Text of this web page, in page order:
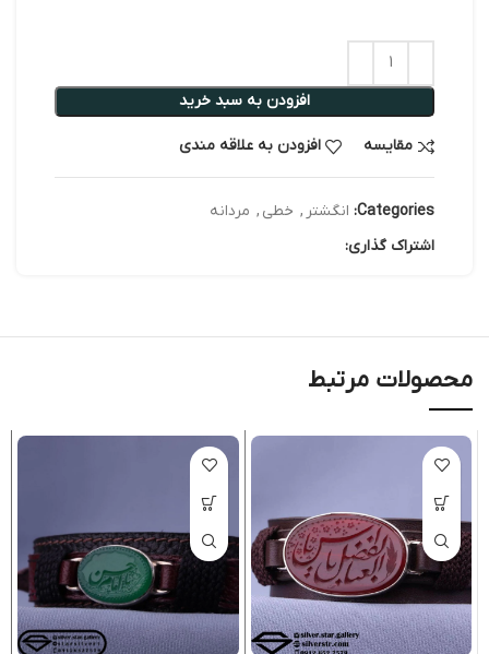
افزودن به سبد خرید
مقایسه افزودن به علاقه مندی
Categories: انگشتر , خطی , مردانه
اشتراک گذاری:
محصولات مرتبط